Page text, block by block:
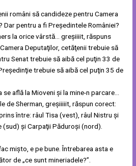
români să candideze pentru Camera
Dar pentru a fi Preşedintele României?
la orice vârstă… greșiiiit, răspuns
Deputaţilor, cetăţenii trebuie să
Senat trebuie să aibă cel puţin 33 de
trebuie să aibă cel puţin 35 de
se află la Mioveni și la mine-n parcare…
de Sherman, greșiiiiit, răspun corect:
între: râul Tisa (vest), râul Nistru şi
(sud) şi Carpaţii Păduroşi (nord).
mișto, e pe bune. Întrebarea asta e
de „ce sunt mineriadele?”.